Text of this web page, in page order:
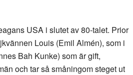
USA i slutet av 80-talet. Prior
Louis (Emil Almén), som i
Bah Kunke) som är gift,
och tar så småningom steget ut